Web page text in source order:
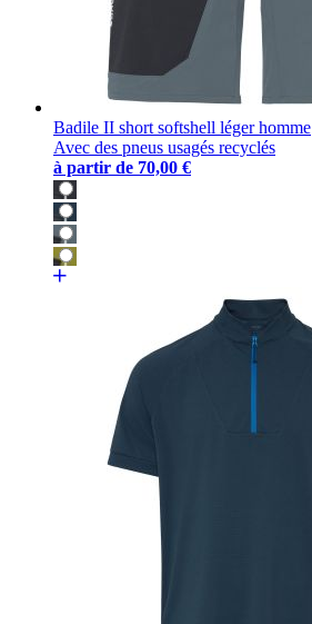
Badile II short softshell léger homme
Avec des pneus usagés recyclés
à partir de 70,00 €